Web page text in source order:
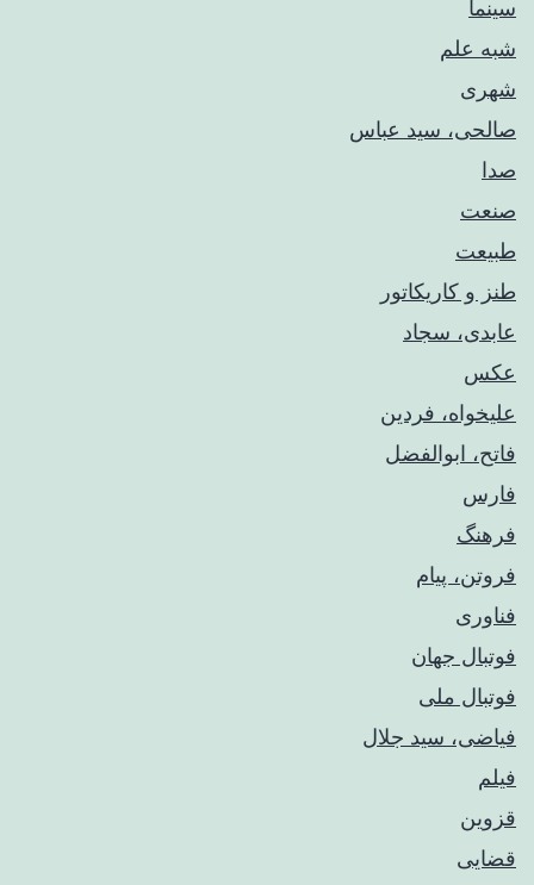
سینما
شبه علم
شهری
صالحی، سید عباس
صدا
صنعت
طبیعت
طنز و کاریکاتور
عابدی، سجاد
عکس
علیخواه، فردین
فاتح، ابوالفضل
فارس
فرهنگ
فروتن، پیام
فناوری
فوتبال جهان
فوتبال ملی
فیاضی، سید جلال
فیلم
قزوین
قضایی